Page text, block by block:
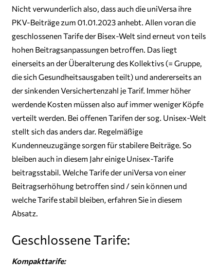
Nicht verwunderlich also, dass auch die uniVersa ihre
PKV-Beiträge zum 01.01.2023 anhebt. Allen voran die
geschlossenen Tarife der Bisex-Welt sind erneut von teils
hohen Beitragsanpassungen betroffen. Das liegt
einerseits an der Überalterung des Kollektivs (= Gruppe,
die sich Gesundheitsausgaben teilt) und andererseits an
der sinkenden Versichertenzahl je Tarif. Immer höher
werdende Kosten müssen also auf immer weniger Köpfe
verteilt werden. Bei offenen Tarifen der sog. Unisex-Welt
stellt sich das anders dar. Regelmäßige
Kundenneuzugänge sorgen für stabilere Beiträge. So
bleiben auch in diesem Jahr einige Unisex-Tarife
beitragsstabil. Welche Tarife der uniVersa von einer
Beitragserhöhung betroffen sind / sein können und
welche Tarife stabil bleiben, erfahren Sie in diesem
Absatz.
Geschlossene Tarife:
Kompakttarife: